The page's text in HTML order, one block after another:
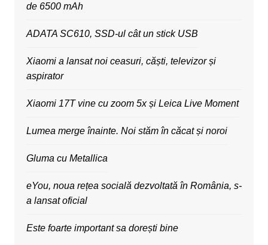
de 6500 mAh
ADATA SC610, SSD-ul cât un stick USB
Xiaomi a lansat noi ceasuri, căști, televizor și
aspirator
Xiaomi 17T vine cu zoom 5x și Leica Live Moment
Lumea merge înainte. Noi stăm în căcat și noroi
Gluma cu Metallica
eYou, noua rețea socială dezvoltată în România, s-
a lansat oficial
Este foarte important sa dorești bine